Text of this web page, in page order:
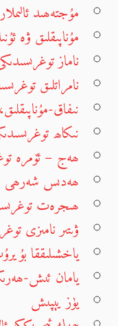
مۇجتەھىد
مۇناپىقلىق ۋە
ناماز
نامراتلىق
نىفاق-
نىكاھ
ھەج – ئۆمرە
ھەدىس شەرھى
ھىجرەت
ۋىتىر نامىزى
ياخشىلىققا
يامان ئىش-
يۈز يېپىش